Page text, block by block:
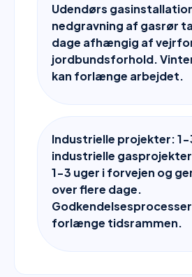
Udendørs
nedgravning af gasrør
dage afhængig af
jordbundsforhold.
kan forlænge arbejdet.
Industrielle projekter: 1-
industrielle
1-3 uger i forvejen og
over flere dage.
forlænge tidsrammen.